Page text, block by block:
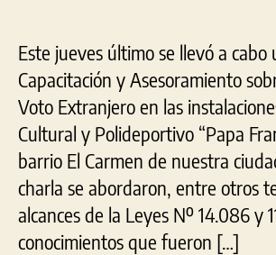
Este jueves último se llevó a cabo
Capacitación y Asesoramiento
Voto Extranjero en las
Cultural y Polideportivo “Papa
barrio El Carmen de nuestra
charla se abordaron, entre otros
alcances de la Leyes Nº 14.086 y
conocimientos que fueron […]